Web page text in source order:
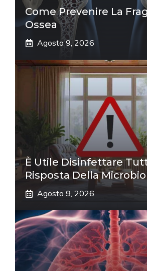
Come Prevenire La
Ossea
Agosto 9, 2026
È Utile Disinfettare
Risposta Della
Agosto 9, 2026